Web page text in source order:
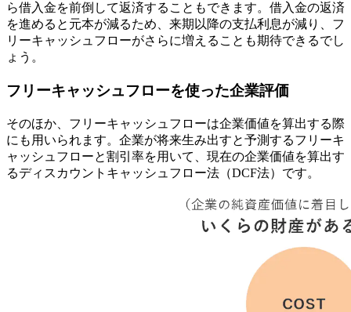
ら借入金を前倒して返済することもできます。借入金の返済
を進めると元本が減るため、来期以降の支払利息が減り、フ
リーキャッシュフローがさらに増えることも期待できるでし
ょう。
フリーキャッシュフローを使った企業評価
そのほか、フリーキャッシュフローは企業価値を算出する際
にも用いられます。企業が将来生み出すと予測するフリーキ
ャッシュフローと割引率を用いて、現在の企業価値を算出す
るディスカウントキャッシュフロー法（DCF法）です。